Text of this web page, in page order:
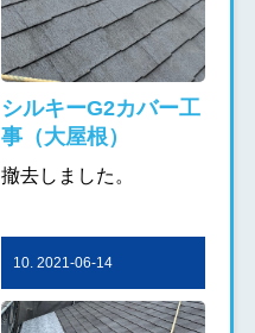
シルキーG2カバー工
事（大屋根）
撤去しました。
10. 2021-06-14